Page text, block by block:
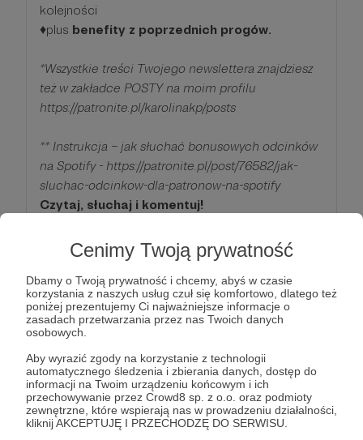
Cenimy Twoją prywatność
Dbamy o Twoją prywatność i chcemy, abyś w czasie
korzystania z naszych usług czuł się komfortowo, dlatego też
poniżej prezentujemy Ci najważniejsze informacje o
zasadach przetwarzania przez nas Twoich danych
osobowych.
Aby wyrazić zgody na korzystanie z technologii
automatycznego śledzenia i zbierania danych, dostęp do
informacji na Twoim urządzeniu końcowym i ich
przechowywanie przez Crowd8 sp. z o.o. oraz podmioty
zewnętrzne, które wspierają nas w prowadzeniu działalności,
kliknij AKCEPTUJĘ I PRZECHODZĘ DO SERWISU.
kolejności
♦️plus benefity z poprzednich progów.
*Wszystkie treści Twojego newslettera znajdziesz
też w zakładce POSTY na moim profilu
https://patronite.pl/karolinakp/posts
** Instrukcja – jak słuchać bonusowych odcinków
na Spotify - https://patronite.pl/post/76582/jak-
sluchac-odcinkow-dla-patronow-na-spotify
Czytaj, słuchaj i komentuj!
Patroni: 180
155 zł miesięcznie
Robi się poważnie... wdzięczność rośnie
Specjalnie dla Was wszystko co powyżej i coś
extra: